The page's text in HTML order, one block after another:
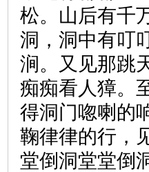
松。山后有千
洞，洞中有叮
涧。又见那跳
痴痴看人獐。
得洞门唿喇的
鞠律律的行，
堂倒洞堂堂倒